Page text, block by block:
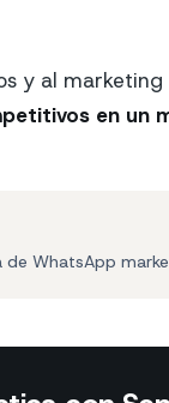
y al
en un
WhatsApp